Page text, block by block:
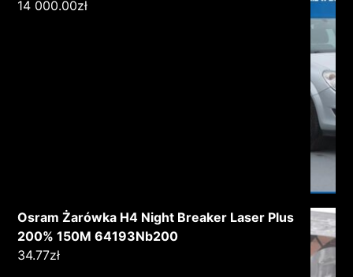
14 000.00zł
Osram Żarówka H4 Night Breaker Laser Plus
200% 150M 64193Nb200
34.77zł